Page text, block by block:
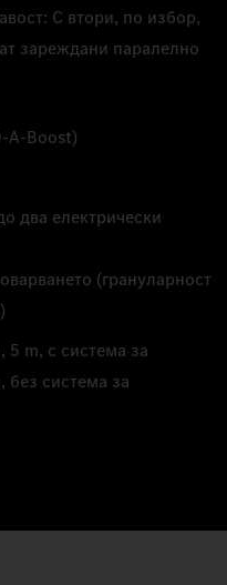
С втори, по избор,
зареждани паралелно
A-Boost)
два електрически
(грануларност
5 m, с система за
без система за